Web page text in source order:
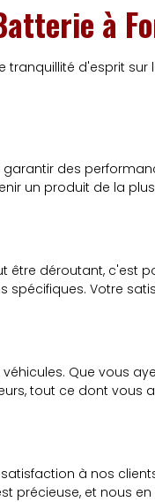
à
tranquillité d'esprit
des
un produit de la
être déroutant, c'est
Votre
Que vous
tout ce dont vous
à nos
précieuse, et nous